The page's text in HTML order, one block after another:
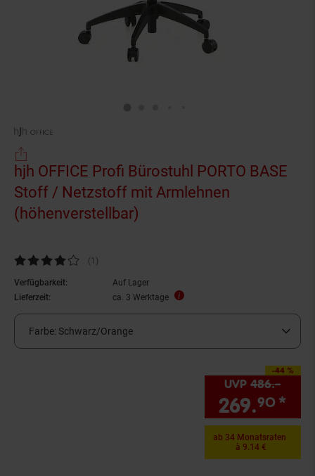
hjh OFFICE Profi Bürostuhl PORTO BASE
Stoff / Netzstoff mit Armlehnen
(höhenverstellbar)
Kundenbewertung: 4 von 5 Sternen
(1 Kundenbewertungen
)
Verfügbarkeit:
Auf Lager
Lieferzeit:
ca. 3 Werktage
Farbe: Schwarz/Orange
-44 %
Sie Sparen 44 Prozent,
UVP486.–UVP
269.90 *
ab 34 Monatsraten
à 9.14 €